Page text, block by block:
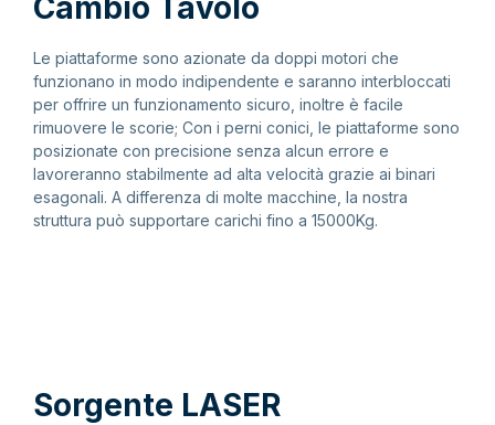
Le piattaforme sono azionate da doppi motori che
funzionano in modo indipendente e saranno interbloccati
per offrire un funzionamento sicuro, inoltre è facile
rimuovere le scorie; Con i perni conici, le piattaforme sono
posizionate con precisione senza alcun errore e
lavoreranno stabilmente ad alta velocità grazie ai binari
esagonali. A differenza di molte macchine, la nostra
struttura può supportare carichi fino a 15000Kg.
Sorgente LASER